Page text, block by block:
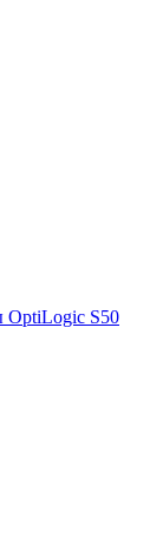
OptiLogic S50